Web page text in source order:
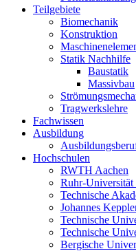
Teilgebiete
Biomechanik
Konstruktion
Statik Nachhilfe
Baustatik
Massivbau
Tragwerkslehre
Fachwissen
Ausbildung
Hochschulen
RWTH Aachen
Ruhr-Universität
Technische
Johannes
Technische
Technische
Bergische